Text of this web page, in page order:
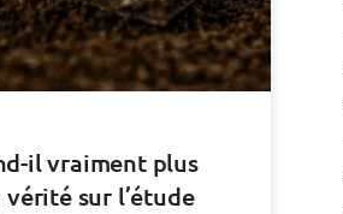
il vraiment plus
sur l’étude